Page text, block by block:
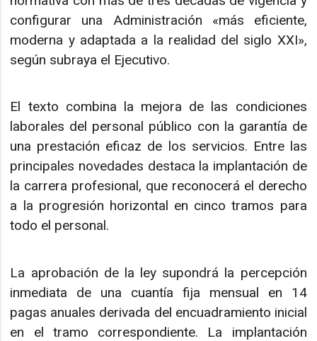
configurar una Administración «más eficiente,
moderna y adaptada a la realidad del siglo XXI»,
según subraya el Ejecutivo.
El texto combina la mejora de las condiciones
laborales del personal público con la garantía de
una prestación eficaz de los servicios. Entre las
principales novedades destaca la implantación de
la carrera profesional, que reconocerá el derecho
a la progresión horizontal en cinco tramos para
todo el personal.
La aprobación de la ley supondrá la percepción
inmediata de una cuantía fija mensual en 14
pagas anuales derivada del encuadramiento inicial
en el tramo correspondiente. La implantación